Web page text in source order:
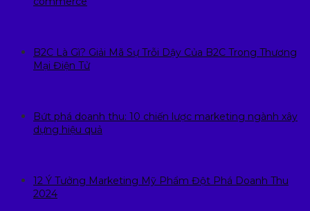
B2C Là Gì? Giải Mã Sự Trỗi Dậy Của B2C Trong Thương
Mại Điện Tử
Bứt phá doanh thu: 10 chiến lược marketing ngành xây
dựng hiệu quả
12 Ý Tưởng Marketing Mỹ Phẩm Đột Phá Doanh Thu
2024